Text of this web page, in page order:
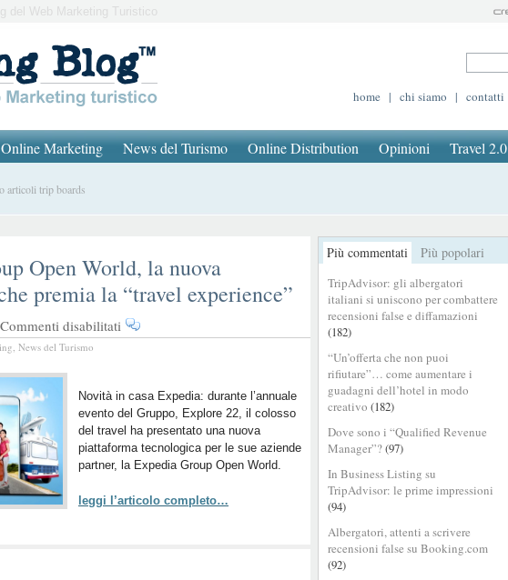
del Web Marketing Turistico
home | chi siamo | contatti
Marketing News del Turismo Online Distribution Opinioni Travel 2.0
articoli trip boards
Più commentati Più popolari
TripAdvisor: gli albergatori
italiani si uniscono per combattere
recensioni false e diffamazioni
(182)
“Un’offerta che non puoi
rifiutare”… come aumentare i
guadagni dell’hotel in modo
creativo (182)
Dove sono i “Qualified Revenue
Manager”?(97)
In Business Listing su
TripAdvisor: le prime impressioni
(94)
Albergatori, attenti a scrivere
recensioni false su Booking.com
(92)
Open World, la nuova
premia la “travel experience”
Commenti disabilitati su
Expedia
World,
la
nuova
piattaforma
che
la
, News del Turismo
Novità in casa Expedia: durante l’annuale
evento del Gruppo, Explore 22, il colosso
del travel ha presentato una nuova
piattaforma tecnologica per le sue aziende
partner, la Expedia Group Open World.
leggi l’articolo completo…